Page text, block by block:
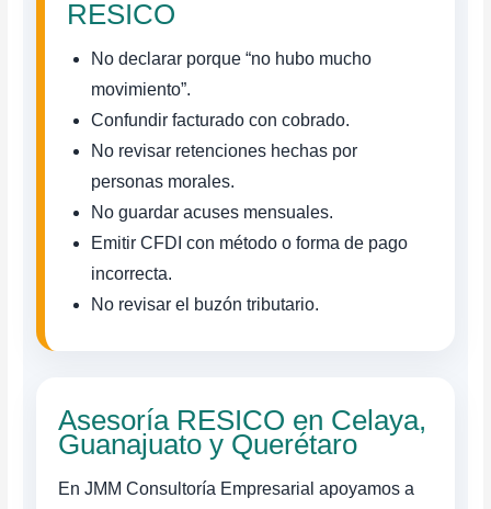
RESICO
No declarar porque “no hubo mucho
movimiento”.
Confundir facturado con cobrado.
No revisar retenciones hechas por
personas morales.
No guardar acuses mensuales.
Emitir CFDI con método o forma de pago
incorrecta.
No revisar el buzón tributario.
Asesoría RESICO en Celaya,
Guanajuato y Querétaro
En JMM Consultoría Empresarial apoyamos a